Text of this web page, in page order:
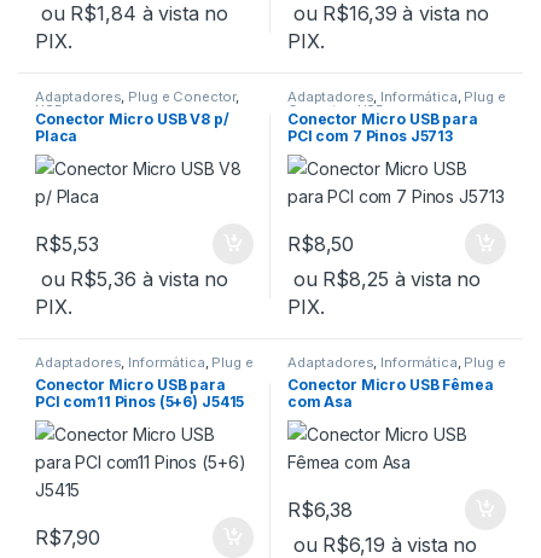
ou R$1,84 à vista no
PIX.
ou R$16,39 à vista no
PIX.
Adaptadores, Plug e Conector,
USB
Conector Micro USB V8 p/
Placa
R$5,53
ou R$5,36 à vista no
PIX.
Adaptadores, Informática, Plug e
Conector USB
Conector Micro USB para
PCI com 7 Pinos J5713
R$8,50
ou R$8,25 à vista no
PIX.
Adaptadores, Informática, Plug e
Conector USB
Conector Micro USB para
PCI com11 Pinos (5+6) J5415
R$7,90
Adaptadores, Informática, Plug e
Conector USB
Conector Micro USB Fêmea
com Asa
R$6,38
ou R$6,19 à vista no